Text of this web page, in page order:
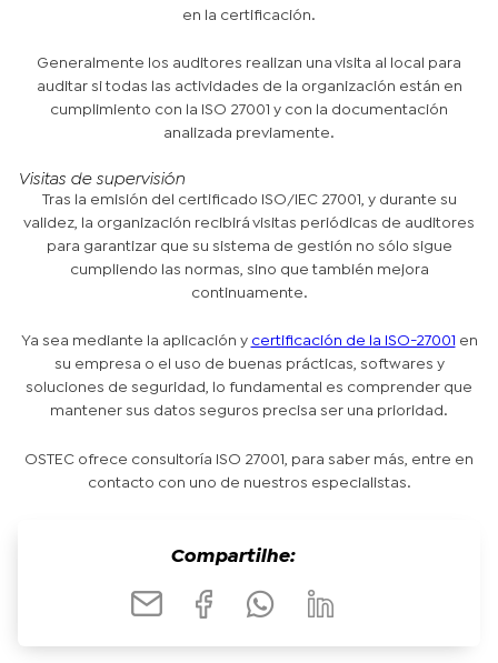
en la certificación.
Generalmente los auditores realizan una visita al local para
auditar si todas las actividades de la organización están en
cumplimiento con la ISO 27001 y con la documentación
analizada previamente.
Visitas de supervisión
Tras la emisión del certificado ISO/IEC 27001, y durante su
validez, la organización recibirá visitas periódicas de auditores
para garantizar que su sistema de gestión no sólo sigue
cumpliendo las normas, sino que también mejora
continuamente.
Ya sea mediante la aplicación y certificación de la ISO-27001 en
su empresa o el uso de buenas prácticas, softwares y
soluciones de seguridad, lo fundamental es comprender que
mantener sus datos seguros precisa ser una prioridad.
OSTEC ofrece consultoría ISO 27001, para saber más, entre en
contacto con uno de nuestros especialistas.
Compartilhe: